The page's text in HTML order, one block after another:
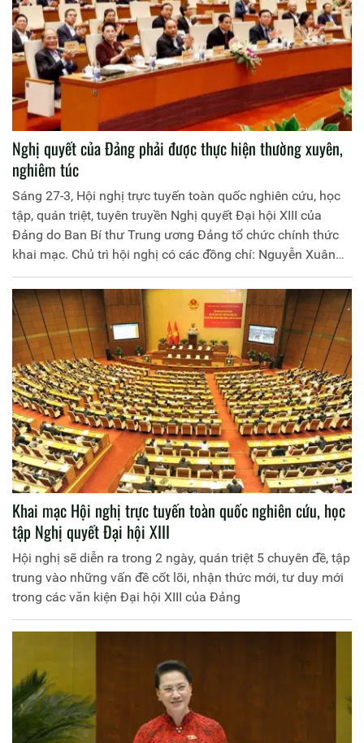
Nghị quyết của Đảng phải được thực hiện thường xuyên,
nghiêm túc
Sáng 27-3, Hội nghị trực tuyến toàn quốc nghiên cứu, học
tập, quán triệt, tuyên truyền Nghị quyết Đại hội XIII của
Đảng do Ban Bí thư Trung ương Đảng tổ chức chính thức
khai mạc. Chủ trì hội nghị có các đồng chí: Nguyễn Xuân
Phúc - Ủy viên Bộ Chính trị, Thủ tướng Chính phủ; Nguyễn
Thị Kim Ngân - Ủy viên Bộ Chính trị khóa XII, Chủ tịch Quốc
hội; Võ Văn Thưởng - Ủy viên Bộ Chính trị, Thường trực Ban
Bí thư.
Khai mạc Hội nghị trực tuyến toàn quốc nghiên cứu, học
tập Nghị quyết Đại hội XIII
Hội nghị sẽ diễn ra trong 2 ngày, quán triệt 5 chuyên đề, tập
trung vào những vấn đề cốt lõi, nhận thức mới, tư duy mới
trong các văn kiện Đại hội XIII của Đảng